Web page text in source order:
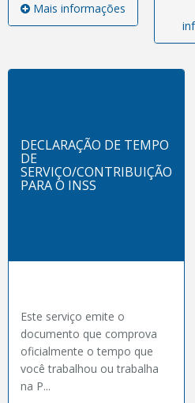
Mais informações
DECLARAÇÃO DE TEMPO
DE
SERVIÇO/CONTRIBUIÇÃO
PARA O INSS
Este serviço emite o
documento que comprova
oficialmente o tempo que
você trabalhou ou trabalha
na P...